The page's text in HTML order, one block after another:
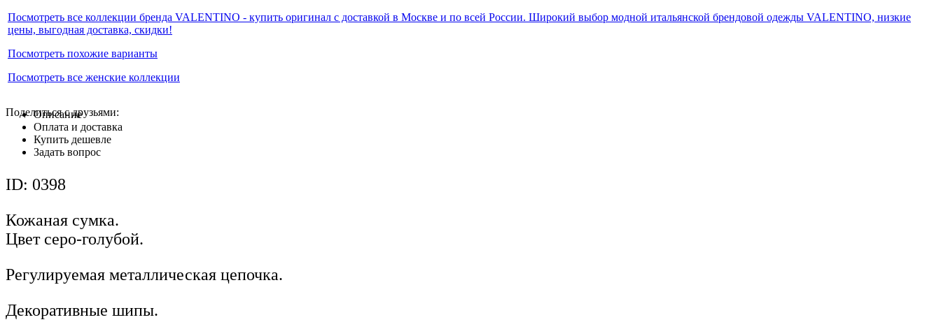
Посмотреть все коллекции бренда VALENTINO - купить оригинал с доставкой в Москве и по всей России. Широкий выбор модной итальянской брендовой одежды VALENTINO, низкие
цены, выгодная доставка, скидки!
Посмотреть похожие варианты
Посмотреть все женские коллекции
Поделиться с друзьями:
Описание
Оплата и доставка
Купить дешевле
Задать вопрос
ID: 0398
Кожаная сумка.
Цвет серо-голубой.
Регулируемая металлическая цепочка.
Декоративные шипы.